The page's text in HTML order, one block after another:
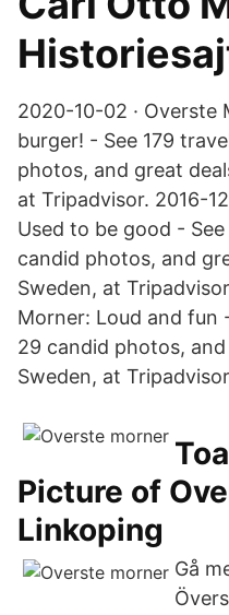
2020-10-02 · Overste
burger! - See 179
photos, and great
at Tripadvisor. 2016-
Used to be good -
candid photos, and
Sweden, at
Morner: Loud and fun
29 candid photos,
Sweden, at
Picture of
Linkoping
Gå